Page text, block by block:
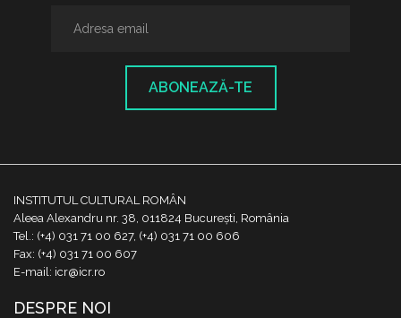
ABONEAZĂ-TE
INSTITUTUL CULTURAL ROMÂN
Aleea Alexandru nr. 38, 011824 București, România
Tel.: (+4) 031 71 00 627, (+4) 031 71 00 606
Fax: (+4) 031 71 00 607
E-mail: icr@icr.ro
DESPRE NOI